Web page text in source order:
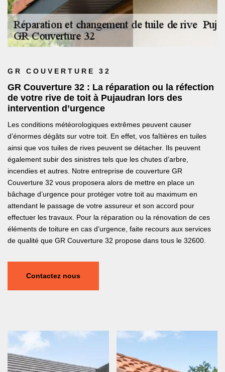
GR COUVERTURE 32
GR Couverture 32 : La réparation ou la réfection
de votre rive de toit à Pujaudran lors des
intervention d’urgence
Les conditions météorologiques extrêmes peuvent causer
d’énormes dégâts sur votre toit. En effet, vos faîtières en tuiles
ainsi que vos tuiles de rives peuvent se détacher. Ils peuvent
également subir des sinistres tels que les chutes d’arbre,
incendies et autres. Notre entreprise de couverture GR
Couverture 32 vous proposera alors de mettre en place un
bâchage d’urgence pour protéger votre toit au maximum en
attendant le passage de votre assureur et son accord pour
effectuer les travaux. Pour la réparation ou la rénovation de ces
éléments de toiture en cas d’urgence, faite recours aux services
de qualité que GR Couverture 32 propose dans tous le 32600.
Contactez nous